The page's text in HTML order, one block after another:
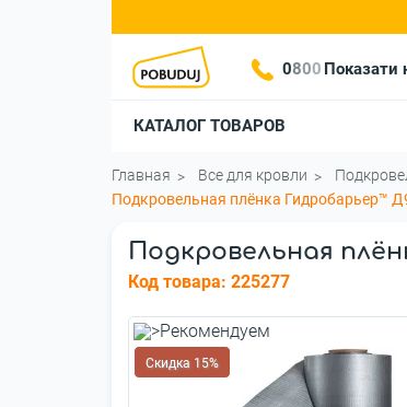
0800 Показати
КАТАЛОГ ТОВАРОВ
Главная Все для кровли
Подкровельная плёнка Гидробарьер™
Подкровельная
Код товара: 225277
Скидка 15%